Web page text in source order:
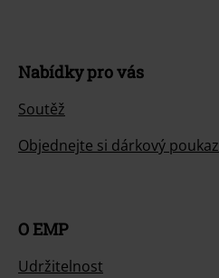
Nabídky pro vás
Soutěž
Objednejte si dárkový poukaz
O EMP
Udržitelnost